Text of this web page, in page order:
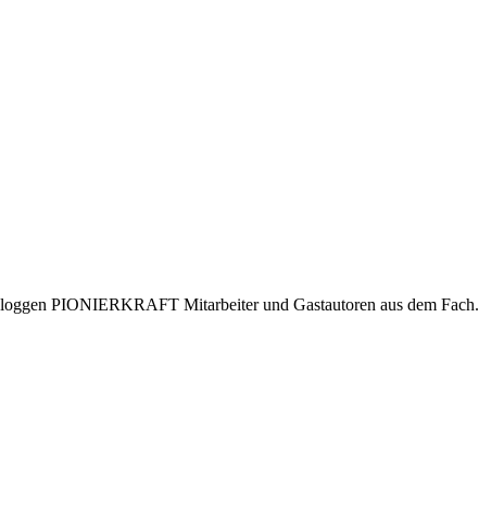
PIONIERKRAFT Mitarbeiter und Gastautoren aus dem Fach.